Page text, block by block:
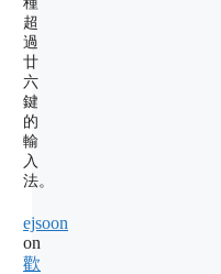
超
過
廿
六
鍵
的
輸
入
法。
ejsoon
on
歡